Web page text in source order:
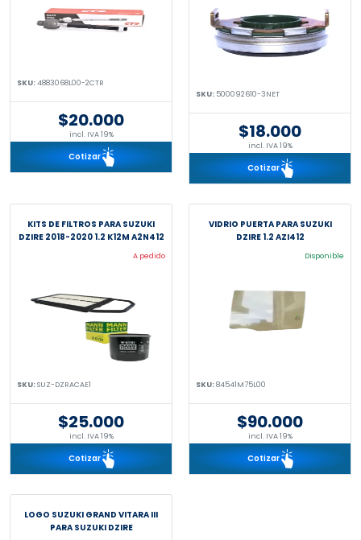
SKU:4883068L00-2CTR
$20.000
incl. IVA 19%
Cotizar
SKU: 500092610-3NET
$18.000
incl. IVA 19%
Cotizar
KITS DE FILTROS PARA SUZUKI
DZIRE 2018-2020 1.2 K12M A2N412
A pedido
SKU:SUZ-DZRACAE1
$25.000
incl. IVA 19%
Cotizar
VIDRIO PUERTA PARA SUZUKI
DZIRE 1.2 AZI412
Disponible
SKU:84541M75L00
$90.000
incl. IVA 19%
Cotizar
LOGO SUZUKI GRAND VITARA III
PARA SUZUKI DZIRE